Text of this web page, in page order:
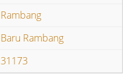
Rambang
Baru Rambang
31173